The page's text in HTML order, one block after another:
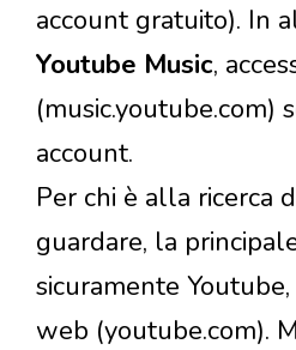
account gratuito). In
Youtube Music,
(music.youtube.com)
account.
Per chi è alla ricerca
guardare, la
sicuramente
web (youtube.com).